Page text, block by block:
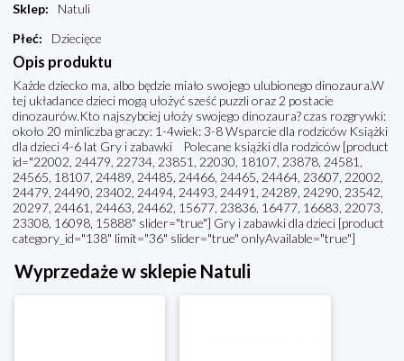
Sklep:
Natuli
Płeć: Dziecięce
Opis produktu
Każde dziecko ma, albo będzie miało swojego ulubionego dinozaura.W
tej układance dzieci mogą ułożyć sześć puzzli oraz 2 postacie
dinozaurów.Kto najszybciej ułoży swojego dinozaura? czas rozgrywki:
około 20 minliczba graczy: 1-4wiek: 3-8 Wsparcie dla rodziców Książki
dla dzieci 4-6 lat Gry i zabawki Polecane książki dla rodziców [product
id="22002, 24479, 22734, 23851, 22030, 18107, 23878, 24581,
24565, 18107, 24489, 24485, 24466, 24465, 24464, 23607, 22002,
24479, 24490, 23402, 24494, 24493, 24491, 24289, 24290, 23542,
20297, 24461, 24463, 24462, 15677, 23836, 16477, 16683, 22073,
23308, 16098, 15888" slider="true"] Gry i zabawki dla dzieci [product
category_id="138" limit="36" slider="true" onlyAvailable="true"]
Wyprzedaże w sklepie Natuli